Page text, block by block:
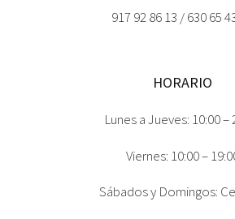
917 92 86 13 / 630 65
HORARIO
Lunes a Jueves: 10:00 –
Viernes: 10:00 –
Sábados y Domingos: